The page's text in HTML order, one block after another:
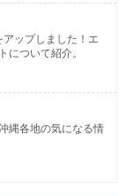
ップしました！エ
について紹介。
縄各地の気になる情